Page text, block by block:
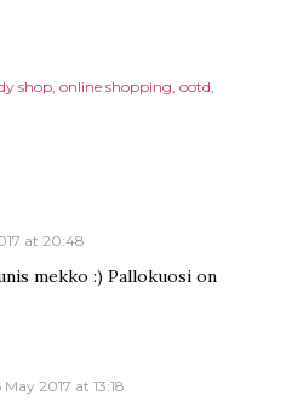
shop online shopping ootd
at 20:48
mekko :) Pallokuosi on
May 2017 at 13:18